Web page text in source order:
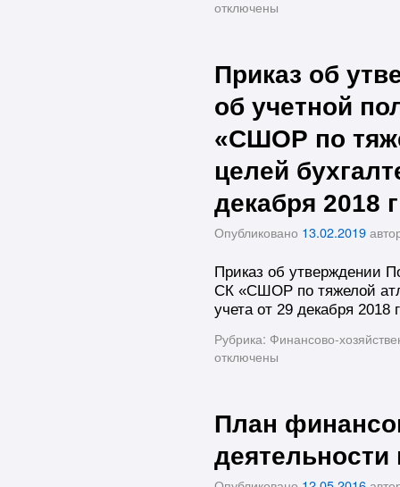
отключены
Приказ об
об учетной
«СШОР по
целей
декабря 2018 г
Опубликовано 13.02.2019
Приказ об утверждении
СК «СШОР по тяжелой
учета от 29 декабря 2018 г
Рубрика: Финансово-
отключены
План
деятельности